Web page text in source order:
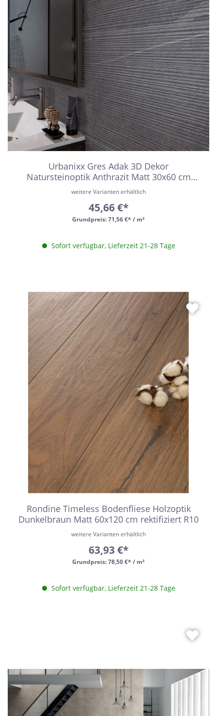
Urbanixx Gres Adak 3D Dekor
Natursteinoptik Anthrazit Matt 30x60 cm
rektifiziert
Grundpreis:71,56 €* / m²
weitere Varianten erhältlich
45,66 €*
Sofort verfügbar, Lieferzeit 21-28 Tage
Rondine Timeless Bodenfliese Holzoptik
Dunkelbraun Matt 60x120 cm rektifiziert R10
Grundpreis:78,50 €* / m²
weitere Varianten erhältlich
63,93 €*
Sofort verfügbar, Lieferzeit 21-28 Tage